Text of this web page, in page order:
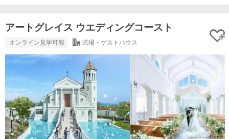
アートグレイス ウエディングコースト
オンライン見学可能 式場・ゲストハウス